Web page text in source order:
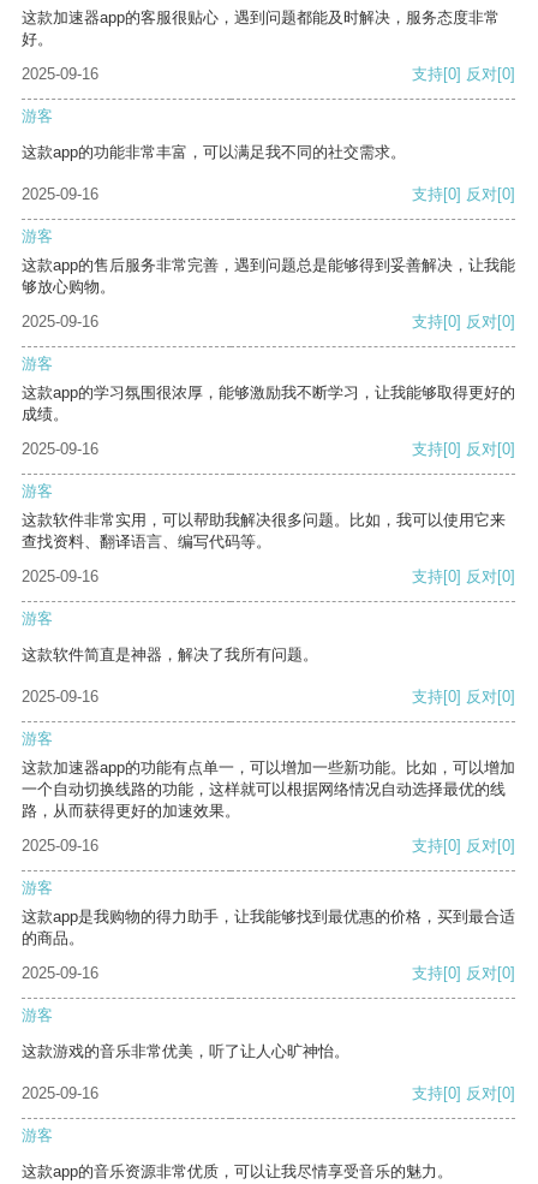
这款加速器app的客服很贴心，遇到问题都能及时解决，服务态度非常
好。
2025-09-16
支持[0] 反对[0]
游客
这款app的功能非常丰富，可以满足我不同的社交需求。
2025-09-16 支持[0] 反对[0]
游客
这款app的售后服务非常完善，遇到问题总是能够得到妥善解决，让我能
够放心购物。
2025-09-16
支持[0] 反对[0]
游客
这款app的学习氛围很浓厚，能够激励我不断学习，让我能够取得更好的
成绩。
2025-09-16
支持[0] 反对[0]
游客
这款软件非常实用，可以帮助我解决很多问题。比如，我可以使用它来
查找资料、翻译语言、编写代码等。
2025-09-16
支持[0] 反对[0]
游客
这款软件简直是神器，解决了我所有问题。
2025-09-16 支持[0] 反对[0]
游客
这款加速器app的功能有点单一，可以增加一些新功能。比如，可以增加
一个自动切换线路的功能，这样就可以根据网络情况自动选择最优的线
路，从而获得更好的加速效果。
2025-09-16
支持[0] 反对[0]
游客
这款app是我购物的得力助手，让我能够找到最优惠的价格，买到最合适
的商品。
2025-09-16
支持[0] 反对[0]
游客
这款游戏的音乐非常优美，听了让人心旷神怡。
2025-09-16 支持[0] 反对[0]
游客
这款app的音乐资源非常优质，可以让我尽情享受音乐的魅力。